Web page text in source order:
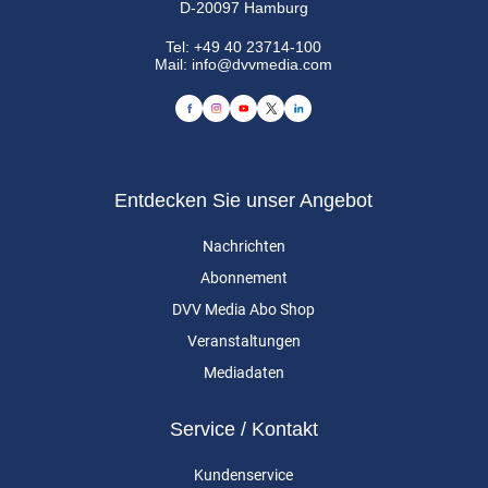
D-20097 Hamburg
Tel:+49 40 23714-100
Mail: info@dvvmedia.com
Entdecken Sie unser Angebot
Nachrichten
Abonnement
DVV Media Abo Shop
Veranstaltungen
Mediadaten
Service / Kontakt
Kundenservice